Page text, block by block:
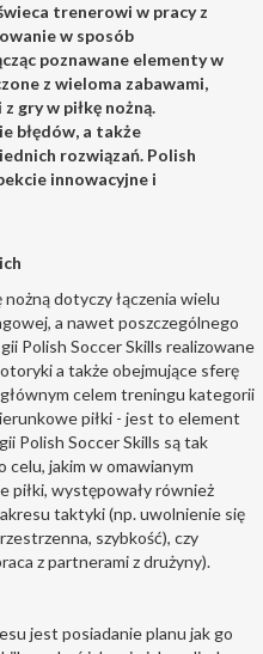
trenerowi w pracy z
w sposób
poznawane elementy w
z wieloma zabawami,
gry w piłkę nożną.
błędów, a także
rozwiązań. Polish
innowacyjne i
dotyczy łączenia wielu
a nawet poszczególnego
Polish Soccer Skills realizowane
a także obejmujące sferę
celem treningu kategorii
piłki - jest to element
Polish Soccer Skills są tak
celu, jakim w omawianym
piłki, występowały również
taktyki (np. uwolnienie się
szybkość), czy
z partnerami z drużyny).
jest posiadanie planu jak go